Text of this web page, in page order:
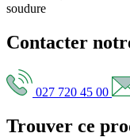
soudure
Contacter
027 720 45 00
Trouver ce